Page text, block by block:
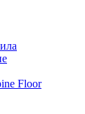
Floor